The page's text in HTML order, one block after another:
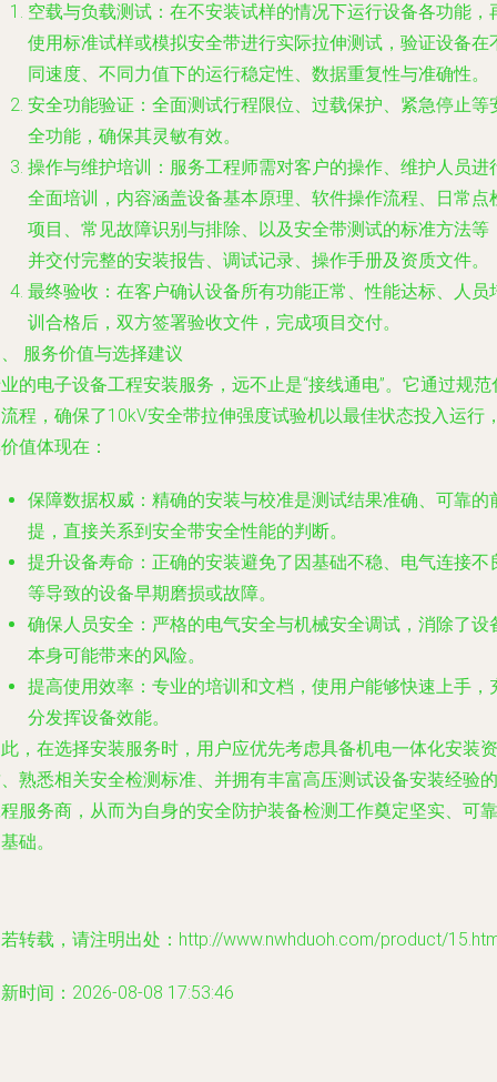
空载与负载测试 ：在不安装试样的情况下运行设备各功能，
使用标准试样或模拟安全带进行实际拉伸测试，验证设备在
同速度、不同力值下的运行稳定性、数据重复性与准确性。
安全功能验证 ：全面测试行程限位、过载保护、紧急停止等
全功能，确保其灵敏有效。
操作与维护培训
：服务工程师需对客户的操作、维护人员进
全面培训，内容涵盖设备基本原理、软件操作流程、日常点
项目、常见故障识别与排除、以及安全带测试的标准方法等
并交付完整的安装报告、调试记录、操作手册及资质文件。
最终验收 ：在客户确认设备所有功能正常、性能达标、人员
训合格后，双方签署验收文件，完成项目交付。
服务价值与选择建议
的电子设备工程安装服务，远不止是“接线通电”。它通过规范
程，确保了10kV安全带拉伸强度试验机以最佳状态投入运行
值体现在：
保障数据权威 ：精确的安装与校准是测试结果准确、可靠的
提，直接关系到安全带安全性能的判断。
提升设备寿命 ：正确的安装避免了因基础不稳、电气连接不
等导致的设备早期磨损或故障。
确保人员安全 ：严格的电气安全与机械安全调试，消除了设
本身可能带来的风险。
提高使用效率 ：专业的培训和文档，使用户能够快速上手，
分发挥设备效能。
，在选择安装服务时，用户应优先考虑具备机电一体化安装资
熟悉相关安全检测标准、并拥有丰富高压测试设备安装经验的
服务商，从而为自身的安全防护装备检测工作奠定坚实、可靠
础。
转载，请注明出处：http://www.nwhduoh.com/product/
时间：2026-08-08 17:53:46